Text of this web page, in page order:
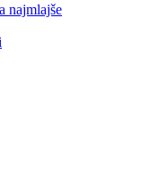
najmlajše